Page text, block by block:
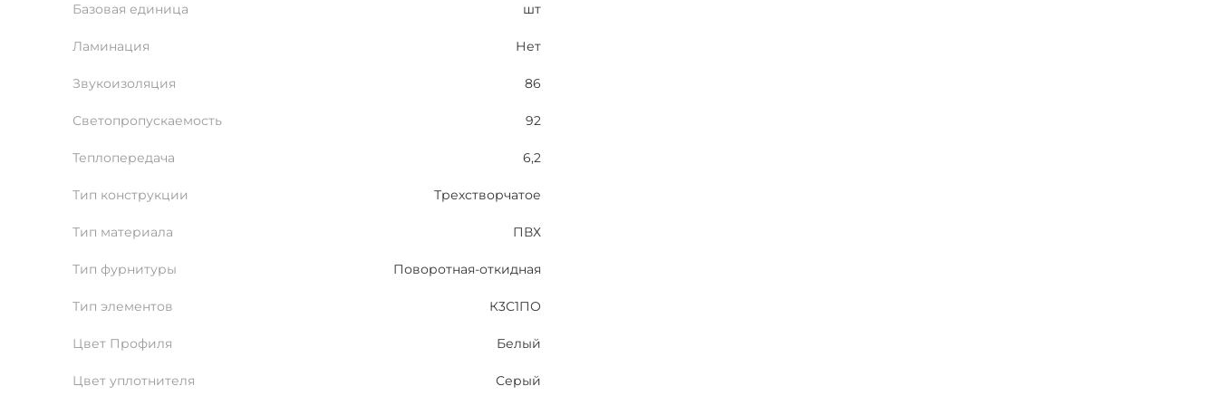
Базовая единица шт
Ламинация Нет
Звукоизоляция 86
Светопропускаемость 92
Теплопередача 6,2
Тип конструкции Трехстворчатое
Тип материала ПВХ
Тип фурнитуры Поворотная-откидная
Тип элементов К3С1ПО
Цвет Профиля Белый
Цвет уплотнителя Серый